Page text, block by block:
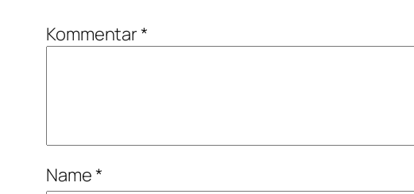
Kommentar*
Name*